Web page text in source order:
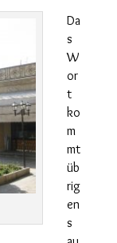
Da
s
W
or
t
ko
m
mt
üb
rig
en
s